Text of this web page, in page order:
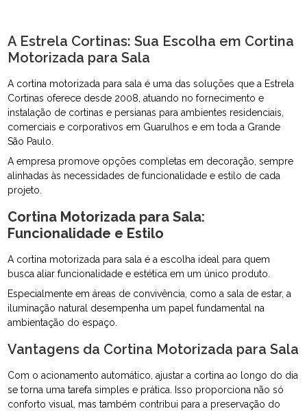
A Estrela Cortinas: Sua Escolha em Cortina
Motorizada para Sala
A cortina motorizada para sala é uma das soluções que a Estrela
Cortinas oferece desde 2008, atuando no fornecimento e
instalação de cortinas e persianas para ambientes residenciais,
comerciais e corporativos em Guarulhos e em toda a Grande
São Paulo.
A empresa promove opções completas em decoração, sempre
alinhadas às necessidades de funcionalidade e estilo de cada
projeto.
Cortina Motorizada para Sala:
Funcionalidade e Estilo
A cortina motorizada para sala é a escolha ideal para quem
busca aliar funcionalidade e estética em um único produto.
Especialmente em áreas de convivência, como a sala de estar, a
iluminação natural desempenha um papel fundamental na
ambientação do espaço.
Vantagens da Cortina Motorizada para Sala
Com o acionamento automático, ajustar a cortina ao longo do dia
se torna uma tarefa simples e prática. Isso proporciona não só
conforto visual, mas também contribui para a preservação do